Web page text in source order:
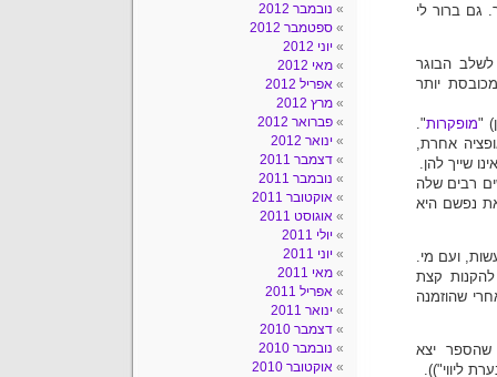
גם ברור לי
לשלב הבוגר
יותר
"מופקרות".
אחרת,
שייך להן.
רבים שלה
נפשם היא
ועם מי.
קצת
שהוזמנה
שהספר יצא
נובמבר 2012
ספטמבר 2012
יוני 2012
מאי 2012
אפריל 2012
מרץ 2012
פברואר 2012
ינואר 2012
דצמבר 2011
נובמבר 2011
אוקטובר 2011
אוגוסט 2011
יולי 2011
יוני 2011
מאי 2011
אפריל 2011
ינואר 2011
דצמבר 2010
נובמבר 2010
אוקטובר 2010